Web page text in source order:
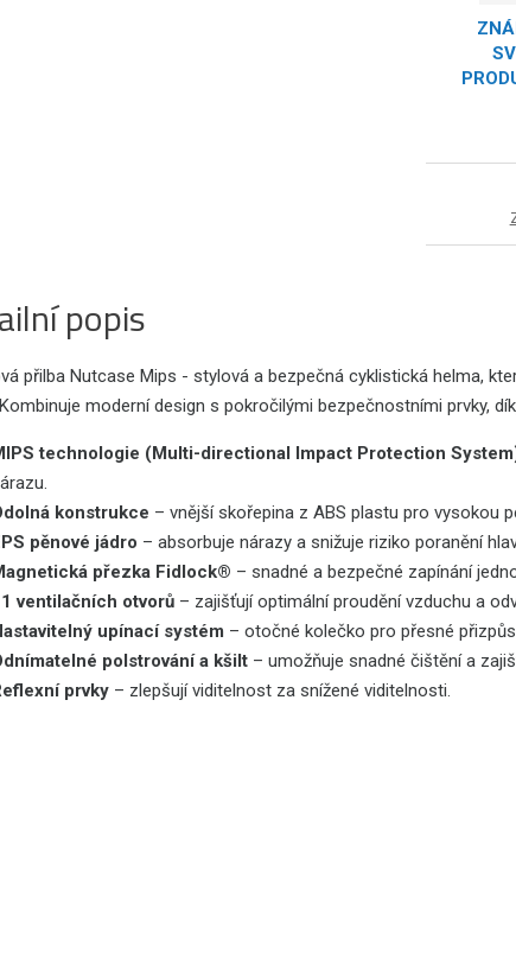
popis
přilba Nutcase Mips - stylová a bezpečná cyklistická helma,
moderní design s pokročilými bezpečnostními prvky,
technologie (Multi-directional Impact Protection
konstrukce – vnější skořepina z ABS plastu pro vysokou
pěnové jádro – absorbuje nárazy a snižuje riziko poranění
přezka Fidlock® – snadné a bezpečné zapínání
ventilačních otvorů – zajišťují optimální proudění vzduchu a
upínací systém – otočné kolečko pro přesné
polstrování a kšilt – umožňuje snadné čištění a
prvky – zlepšují viditelnost za snížené viditelnosti.